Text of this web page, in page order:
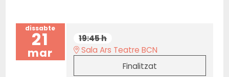
dissabte
21
mar
19:45 h
Sala Ars Teatre BCN
Finalitzat